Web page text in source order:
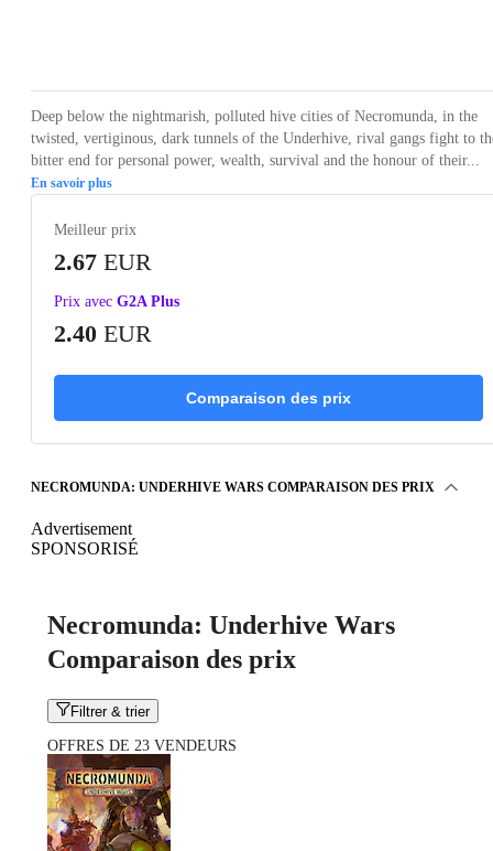
Deep below the nightmarish, polluted hive cities of Necromunda, in the
twisted, vertiginous, dark tunnels of the Underhive, rival gangs fight to
bitter end for personal power, wealth, survival and the honour of their...
En savoir plus
Meilleur prix
2.67 EUR
Prix avec G2A Plus
2.40 EUR
Comparaison des prix
NECROMUNDA: UNDERHIVE WARS COMPARAISON DES PRIX
Advertisement
SPONSORISÉ
Necromunda: Underhive Wars
Comparaison des prix
Filtrer & trier
OFFRES DE 23 VENDEURS